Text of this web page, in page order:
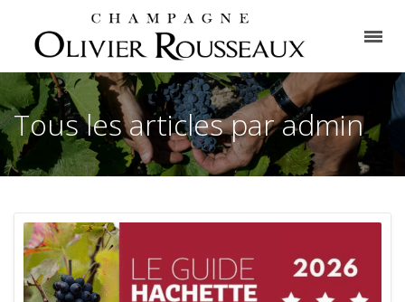
Tous les articles par admin